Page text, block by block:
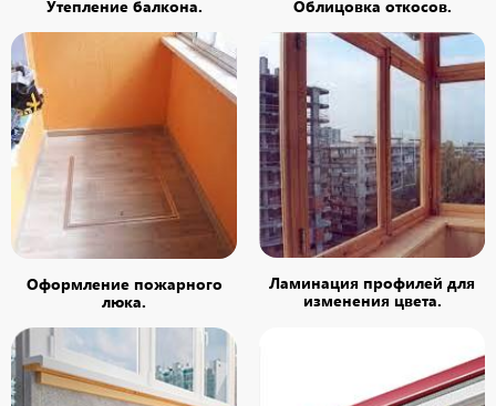
Утепление балкона. Облицовка откосов.
Оформление пожарного
люка.
Ламинация профилей для
изменения цвета.